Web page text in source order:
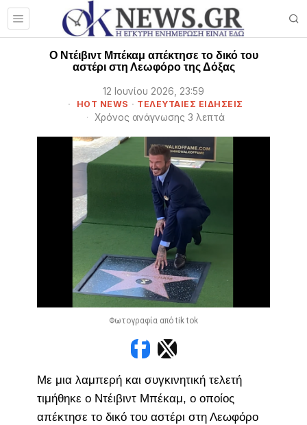
Ο Ντέιβιντ Μπέκαμ απέκτησε το δικό του
αστέρι στη Λεωφόρο της Δόξας
12 Ιουνίου 2026, 23:59
HOT NEWS · ΤΕΛΕΥΤΑΙΕΣ ΕΙΔΗΣΕΙΣ
Χρόνος ανάγνωσης 3 λεπτά
Φωτογραφία από tik tok
Με μια λαμπερή και συγκινητική τελετή
τιμήθηκε ο Ντέιβιντ Μπέκαμ, ο οποίος
απέκτησε το δικό του αστέρι στη Λεωφόρο